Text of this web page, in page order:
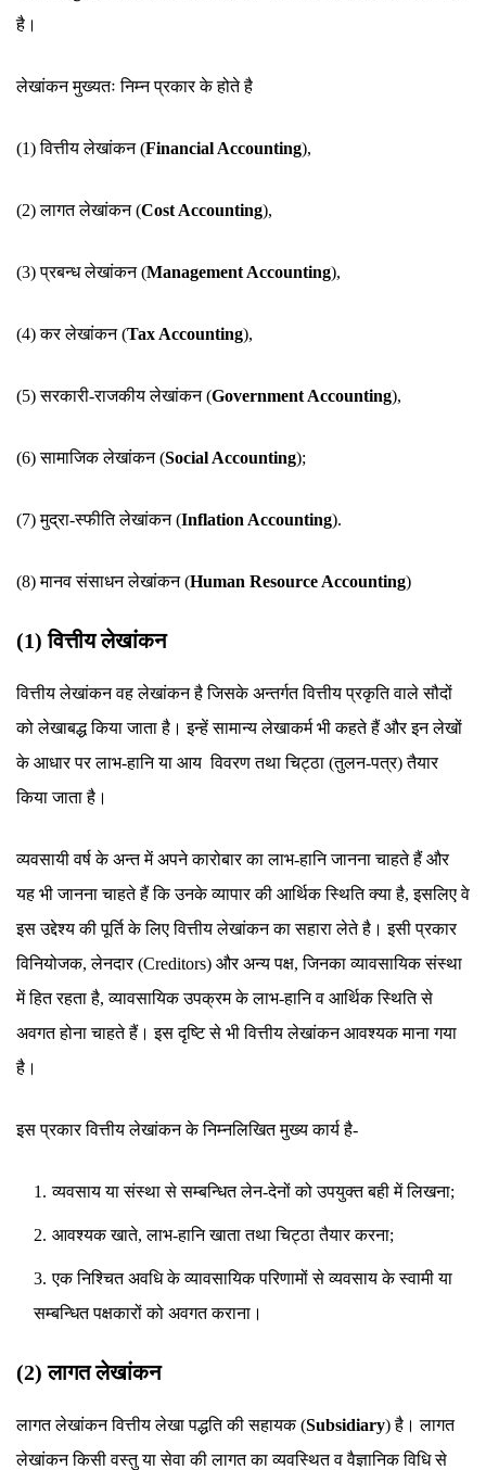
है।
लेखांकन मुख्यतः निम्न प्रकार के होते है
(1) वित्तीय लेखांकन (Financial Accounting),
(2) लागत लेखांकन (Cost Accounting),
(3) प्रबन्ध लेखांकन (Management Accounting),
(4) कर लेखांकन (Tax Accounting),
(5) सरकारी-राजकीय लेखांकन (Government Accounting),
(6) सामाजिक लेखांकन (Social Accounting);
(7) मुद्रा-स्फीति लेखांकन (Inflation Accounting).
(8) मानव संसाधन लेखांकन (Human Resource Accounting)
(1) वित्तीय लेखांकन
वित्तीय लेखांकन वह लेखांकन है जिसके अन्तर्गत वित्तीय प्रकृति वाले सौदों
को लेखाबद्ध किया जाता है। इन्हें सामान्य लेखाकर्म भी कहते हैं और इन लेखों
के आधार पर लाभ-हानि या आय विवरण तथा चिट्ठा (तुलन-पत्र) तैयार
किया जाता है।
व्यवसायी वर्ष के अन्त में अपने कारोबार का लाभ-हानि जानना चाहते हैं और
यह भी जानना चाहते हैं कि उनके व्यापार की आर्थिक स्थिति क्या है, इसलिए वे
इस उद्देश्य की पूर्ति के लिए वित्तीय लेखांकन का सहारा लेते है। इसी प्रकार
विनियोजक, लेनदार (Creditors) और अन्य पक्ष, जिनका व्यावसायिक संस्था
में हित रहता है, व्यावसायिक उपक्रम के लाभ-हानि व आर्थिक स्थिति से
अवगत होना चाहते हैं। इस दृष्टि से भी वित्तीय लेखांकन आवश्यक माना गया
है।
इस प्रकार वित्तीय लेखांकन के निम्नलिखित मुख्य कार्य है-
व्यवसाय या संस्था से सम्बन्धित लेन-देनों को उपयुक्त बही में लिखना;
आवश्यक खाते, लाभ-हानि खाता तथा चिट्ठा तैयार करना;
एक निश्चित अवधि के व्यावसायिक परिणामों से व्यवसाय के स्वामी या
सम्बन्धित पक्षकारों को अवगत कराना।
(2) लागत लेखांकन
लागत लेखांकन वित्तीय लेखा पद्धति की सहायक (Subsidiary) है। लागत
लेखांकन किसी वस्तु या सेवा की लागत का व्यवस्थित व वैज्ञानिक विधि से